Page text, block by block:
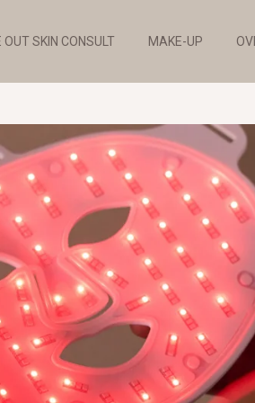
OUT SKIN CONSULT MAKE-UP